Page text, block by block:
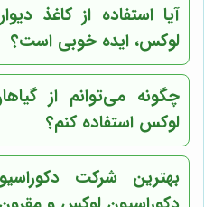
آیا استفاده از کاغذ
لوکس، ایده خوبی است؟
چگونه می‌توانم از
لوکس استفاده کنم؟
بهترین شرکت